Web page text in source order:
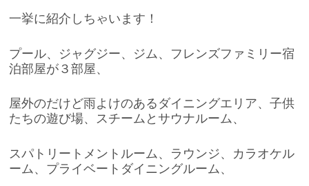
一挙に紹介しちゃいます！
プール、ジャグジー、ジム、フレンズファミリー宿
泊部屋が３部屋、
屋外のだけど雨よけのあるダイニングエリア、子供
たちの遊び場、スチームとサウナルーム、
スパトリートメントルーム、ラウンジ、カラオケル
ーム、プライベートダイニングルーム、